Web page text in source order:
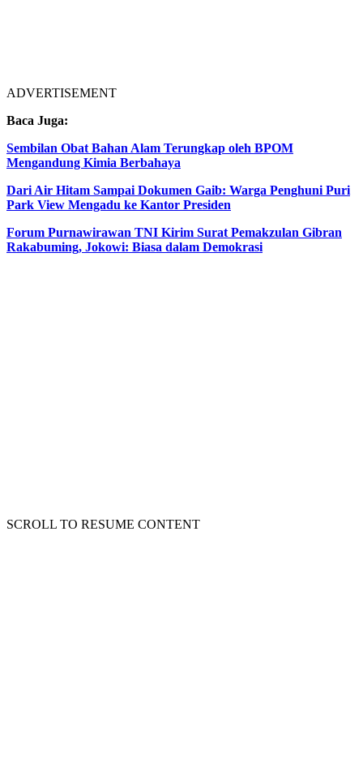
ADVERTISEMENT
Baca Juga:
Sembilan Obat Bahan Alam Terungkap oleh BPOM
Mengandung Kimia Berbahaya
Dari Air Hitam Sampai Dokumen Gaib: Warga Penghuni Puri
Park View Mengadu ke Kantor Presiden
Forum Purnawirawan TNI Kirim Surat Pemakzulan Gibran
Rakabuming, Jokowi: Biasa dalam Demokrasi
SCROLL TO RESUME CONTENT